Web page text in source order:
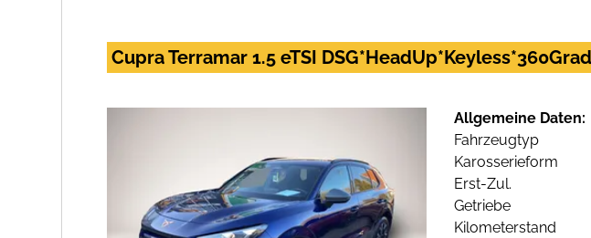
Cupra Terramar 1.5 eTSI DSG*HeadUp*Keyless*360Grad
Allgemeine Daten:
Fahrzeugtyp
Karosserieform
Erst-Zul.
Getriebe
Kilometerstand